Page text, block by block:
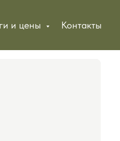
и цены Контакты